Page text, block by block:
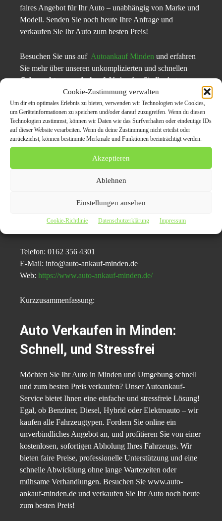
Cookie-Zustimmung verwalten
Um dir ein optimales Erlebnis zu bieten, verwenden wir Technologien wie Cookies,
um Geräteinformationen zu speichern und/oder darauf zuzugreifen. Wenn du diesen
Technologien zustimmst, können wir Daten wie das Surfverhalten oder eindeutige IDs
auf dieser Website verarbeiten. Wenn du deine Zustimmung nicht erteilst oder
zurückziehst, können bestimmte Merkmale und Funktionen beeinträchtigt werden.
Akzeptieren
Ablehnen
Einstellungen ansehen
Cookie-Richtlinie Datenschutzerklärung Impressum
faires Angebot für Ihr Auto – unabhängig von Marke und
Modell. Senden Sie noch heute Ihre Anfrage und
verkaufen Sie Ihr Auto zum besten Preis!
Besuchen Sie uns auf Autoankauf Minden und erfahren
Sie mehr über unseren unkomplizierten und schnellen
Gebrauchtwagen Ankauf.Verkaufen Sie Ihr Auto
stressfrei und zum besten Preis – jetzt anfragen!
Autoankauf
Gebrauchtwagen Ankauf
Autoankauf Minden
Telefon: 0162 356 4301
E-Mail: info@auto-ankauf-minden.de
Web: https://www.auto-ankauf-minden.de/
Kurzzusammenfassung:
Auto Verkaufen in Minden:
Schnell, und Stressfrei
Möchten Sie Ihr Auto in Minden und Umgebung schnell
und zum besten Preis verkaufen? Unser Autoankauf-
Service bietet Ihnen eine einfache und stressfreie Lösung!
Egal, ob Benziner, Diesel, Hybrid oder Elektroauto – wir
kaufen alle Fahrzeugtypen. Fordern Sie online ein
unverbindliches Angebot an, und profitieren Sie von einer
kostenlosen, sofortigen Abholung Ihres Fahrzeugs. Wir
bieten faire Preise, professionelle Unterstützung und eine
schnelle Abwicklung ohne lange Wartezeiten oder
mühsame Verhandlungen. Besuchen Sie www.auto-
ankauf-minden.de und verkaufen Sie Ihr Auto noch heute
zum besten Preis!